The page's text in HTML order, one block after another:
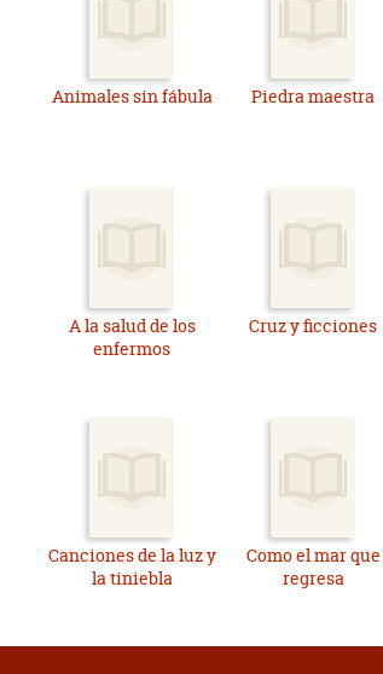
Animales sin fábula Piedra maestra
A la salud de los
enfermos
Cruz y ficciones
Canciones de la luz y
la tiniebla
Como el mar que
regresa